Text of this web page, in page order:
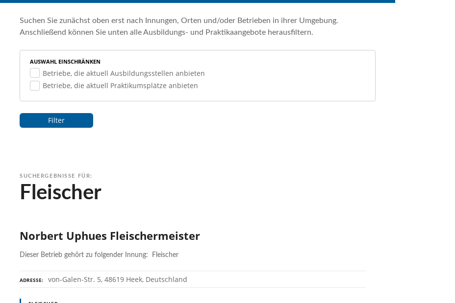
p
Suchen Sie zunächst oben erst nach Innungen, Orten und/oder Betrieben in ihrer Umgebung.
Anschließend können Sie unten alle Ausbildungs- und Praktikaangebote herausfiltern.
AUSWAHL EINSCHRÄNKEN
Betriebe, die aktuell Ausbildungsstellen anbieten
Betriebe, die aktuell Praktikumsplätze anbieten
Filter
SUCHERGEBNISSE FÜR:
Fleischer
Norbert Uphues Fleischermeister
Dieser Betrieb gehört zu folgender Innung: Fleischer
ADRESSE von-Galen-Str. 5, 48619 Heek, Deutschland